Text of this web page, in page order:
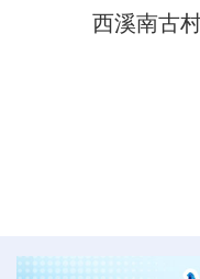
西溪南古